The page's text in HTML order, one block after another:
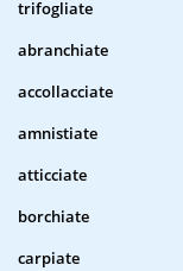
trifogliate
abranchiate
accollacciate
amnistiate
atticciate
borchiate
carpiate